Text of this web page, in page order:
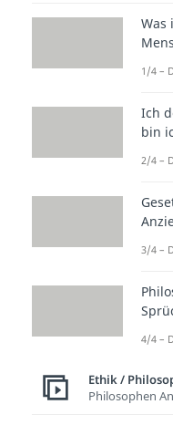
In der
Bei
lässt
oder
möglich.
Was
1/4 –
Ich
bin
2/4 –
3/4 –
4/4 –
Ethik /
Philosophen